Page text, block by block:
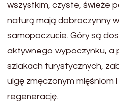
wszystkim, czyste, świeże
naturą mają dobroczynny
samopoczucie. Góry są
aktywnego wypoczynku, a
szlakach turystycznych,
ulgę zmęczonym mięśniom
regenerację.